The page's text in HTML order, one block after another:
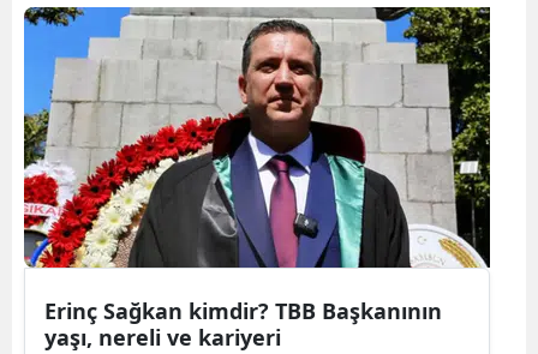
Erinç Sağkan kimdir? TBB Başkanının
yaşı, nereli ve kariyeri